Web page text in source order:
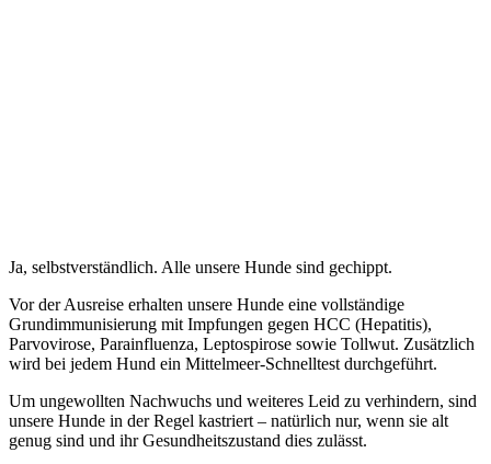
Ja, selbstverständlich. Alle unsere Hunde sind gechippt.
Vor der Ausreise erhalten unsere Hunde eine vollständige
Grundimmunisierung mit Impfungen gegen HCC (Hepatitis),
Parvovirose, Parainfluenza, Leptospirose sowie Tollwut. Zusätzlich
wird bei jedem Hund ein Mittelmeer-Schnelltest durchgeführt.
Um ungewollten Nachwuchs und weiteres Leid zu verhindern, sind
unsere Hunde in der Regel kastriert – natürlich nur, wenn sie alt
genug sind und ihr Gesundheitszustand dies zulässt.